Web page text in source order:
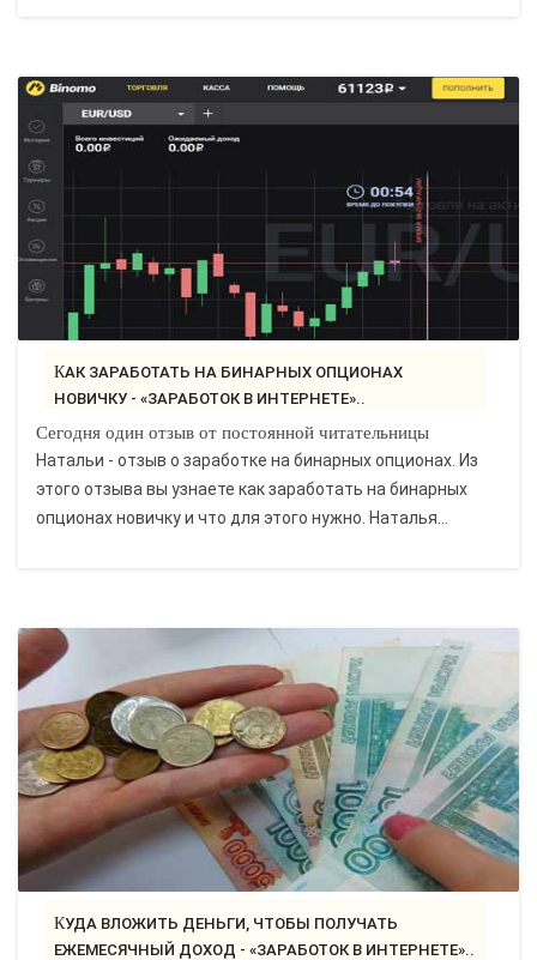
КАК ЗАРАБОТАТЬ НА БИНАРНЫХ ОПЦИОНАХ
НОВИЧКУ - «ЗАРАБОТОК В ИНТЕРНЕТЕ»..
Сегодня один отзыв от постоянной читательницы
Натальи - отзыв о заработке на бинарных опционах. Из
этого отзыва вы узнаете как заработать на бинарных
опционах новичку и что для этого нужно. Наталья...
КУДА ВЛОЖИТЬ ДЕНЬГИ, ЧТОБЫ ПОЛУЧАТЬ
ЕЖЕМЕСЯЧНЫЙ ДОХОД - «ЗАРАБОТОК В ИНТЕРНЕТЕ»..